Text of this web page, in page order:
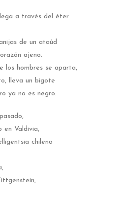
a través del éter
de un ataúd
ajeno.
los hombres se aparta,
lleva un bigote
ya no es negro.
en Valdivia,
chilena